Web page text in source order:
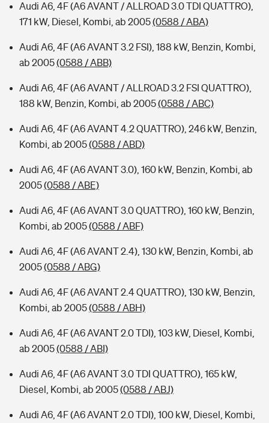
Audi A6, 4F (A6 AVANT / ALLROAD 3.0 TDI QUATTRO),
171 kW, Diesel, Kombi, ab 2005(0588 / ABA)
Audi A6, 4F (A6 AVANT 3.2 FSI), 188 kW, Benzin, Kombi,
ab 2005(0588 / ABB)
Audi A6, 4F (A6 AVANT / ALLROAD 3.2 FSI QUATTRO),
188 kW, Benzin, Kombi, ab 2005(0588 / ABC)
Audi A6, 4F (A6 AVANT 4.2 QUATTRO), 246 kW, Benzin,
Kombi, ab 2005(0588 / ABD)
Audi A6, 4F (A6 AVANT 3.0), 160 kW, Benzin, Kombi, ab
2005(0588 / ABE)
Audi A6, 4F (A6 AVANT 3.0 QUATTRO), 160 kW, Benzin,
Kombi, ab 2005(0588 / ABF)
Audi A6, 4F (A6 AVANT 2.4), 130 kW, Benzin, Kombi, ab
2005(0588 / ABG)
Audi A6, 4F (A6 AVANT 2.4 QUATTRO), 130 kW, Benzin,
Kombi, ab 2005(0588 / ABH)
Audi A6, 4F (A6 AVANT 2.0 TDI), 103 kW, Diesel, Kombi,
ab 2005(0588 / ABI)
Audi A6, 4F (A6 AVANT 3.0 TDI QUATTRO), 165 kW,
Diesel, Kombi, ab 2005(0588 / ABJ)
Audi A6, 4F (A6 AVANT 2.0 TDI), 100 kW, Diesel, Kombi,